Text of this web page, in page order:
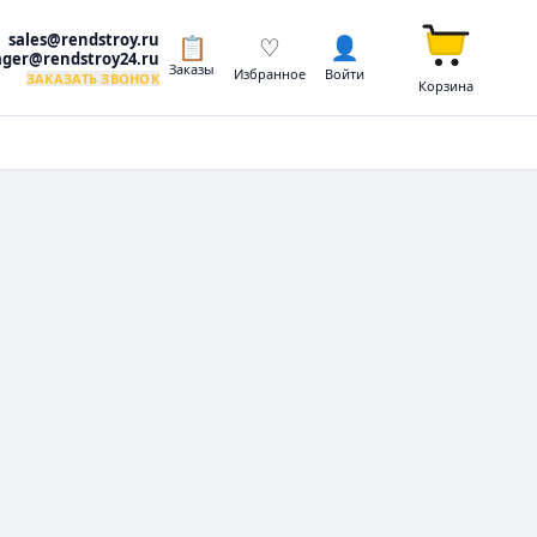
sales@rendstroy.ru
ЗАКАЗАТЬ ЗВОНОК
📋
Заказы
♡
Избранное
👤
Войти
Корзина